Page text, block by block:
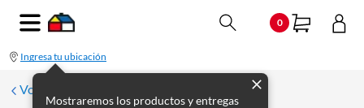
0
Ingresa tu ubicación
Mostraremos los productos y entregas
Volver a Aire Libre